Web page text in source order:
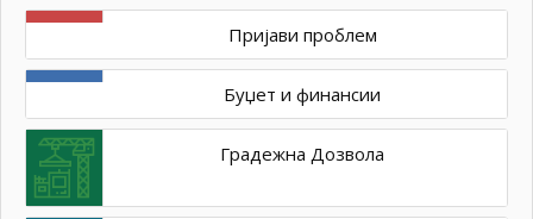
Пријави проблем
Буџет и финансии
Градежна Дозвола